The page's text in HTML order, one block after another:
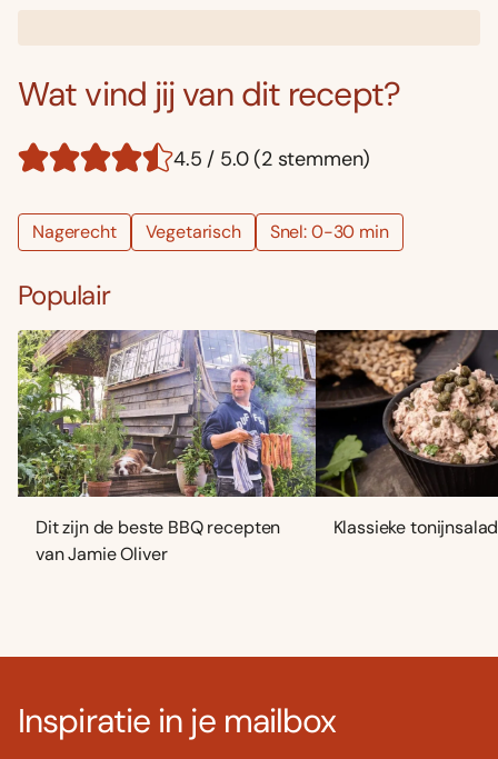
Wat vind jij van dit recept?
4.5 / 5.0 (2 stemmen)
Nagerecht Vegetarisch Snel: 0-30 min
Populair
Dit zijn de beste BBQ recepten
van Jamie Oliver
Klassieke
Inspiratie in je mailbox